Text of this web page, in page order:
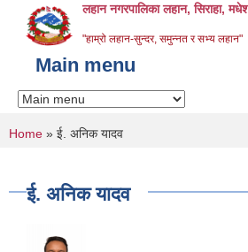
लहान नगरपालिका लहान, सिराहा,
"हाम्रो लहान-सुन्दर, समुन्नत र सभ्य लहान"
Main menu
You are here
Home » ई. अनिक यादव
ई. अनिक यादव